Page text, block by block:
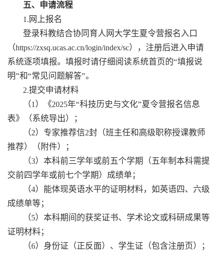
五、申请流程
1. 网上报名
登录科教结合协同育人网大学生夏令营报名入口
（https://zxsq.ucas.ac.cn/login/index/sc），注册后进入申请
系统逐项填报。填报时请仔细阅读系统首页的“填报说
明”和“常见问题解答”。
2.提交申请材料
（1 ）《2025年“科技历史与文化”夏令营报名信息
表》（系统导出）；
（2）专家推荐信2封（班主任和高级职称授课教师
推荐）（附件）；
（3）本科前三学年或前五个学期（五年制本科需提
交前四学年或前七个学期）成绩单；
（4）能体现英语水平的证明材料，如英语四、六级
成绩单等；
（5）本科期间的获奖证书、学术论文或科研成果等
证明材料；
（6）身份证（正反面）、学生证（包含注册页）；